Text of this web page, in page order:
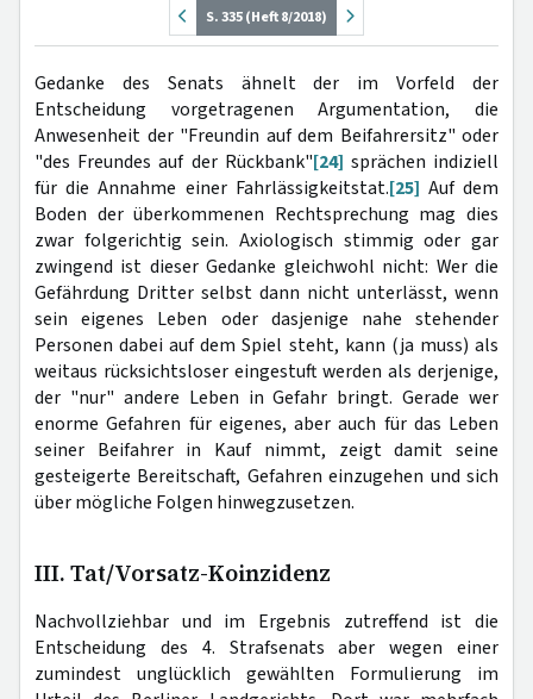
S. 335 (Heft 8/2018)
Gedanke des Senats ähnelt der im Vorfeld der
Entscheidung vorgetragenen Argumentation, die
Anwesenheit der "Freundin auf dem Beifahrersitz" oder
"des Freundes auf der Rückbank"[24] sprächen indiziell
für die Annahme einer Fahrlässigkeitstat.[25] Auf dem
Boden der überkommenen Rechtsprechung mag dies
zwar folgerichtig sein. Axiologisch stimmig oder gar
zwingend ist dieser Gedanke gleichwohl nicht: Wer die
Gefährdung Dritter selbst dann nicht unterlässt, wenn
sein eigenes Leben oder dasjenige nahe stehender
Personen dabei auf dem Spiel steht, kann (ja muss) als
weitaus rücksichtsloser eingestuft werden als derjenige,
der "nur" andere Leben in Gefahr bringt. Gerade wer
enorme Gefahren für eigenes, aber auch für das Leben
seiner Beifahrer in Kauf nimmt, zeigt damit seine
gesteigerte Bereitschaft, Gefahren einzugehen und sich
über mögliche Folgen hinwegzusetzen.
III. Tat/Vorsatz-Koinzidenz
Nachvollziehbar und im Ergebnis zutreffend ist die
Entscheidung des 4. Strafsenats aber wegen einer
zumindest unglücklich gewählten Formulierung im